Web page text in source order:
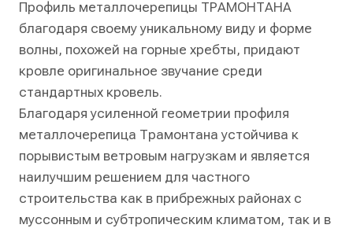
Профиль металлочерепицы ТРАМОНТАНА
благодаря своему уникальному виду и форме
волны, похожей на горные хребты, придают
кровле оригинальное звучание среди
стандартных кровель.
Благодаря усиленной геометрии профиля
металлочерепица Трамонтана устойчива к
порывистым ветровым нагрузкам и является
наилучшим решением для частного
строительства как в прибрежных районах с
муссонным и субтропическим климатом, так и в